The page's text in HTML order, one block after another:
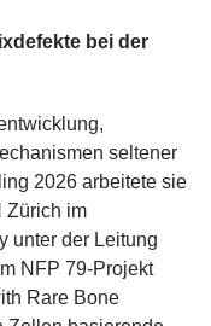
bei der
seltener
2026 arbeitete sie
Zürich im
unter der Leitung
NFP 79-Projekt
Rare Bone